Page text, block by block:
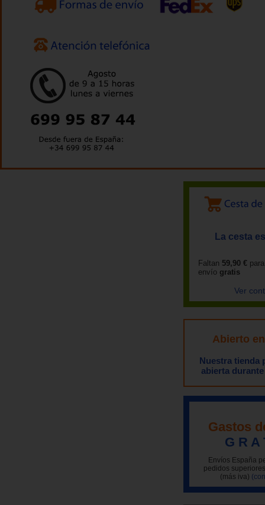
La cesta
Faltan 59,90 €
envío gratis
Ver
Abierto
Nuestra tienda
abierta
Gastos
G R A
Envíos España
pedidos
(más iva)